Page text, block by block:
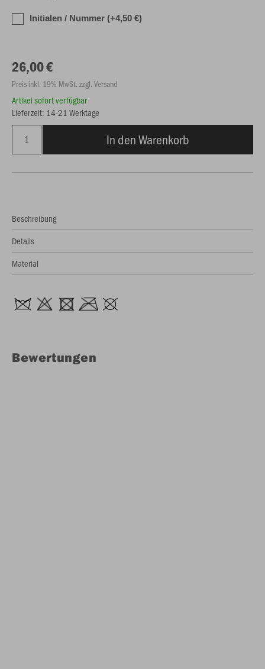
Initialen / Nummer (+4,50 €)
26,00 €
Preis inkl. 19% MwSt. zzgl. Versand
Artikel sofort verfügbar
Lieferzeit: 14-21 Werktage
In den Warenkorb
Beschreibung
Details
Material
Bewertungen